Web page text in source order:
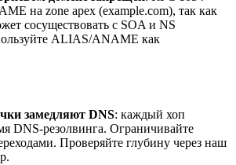
на zone apex (example.com), так как
сосуществовать с SOA и NS
ALIAS/ANAME как
замедляют DNS: каждый хоп
DNS-резолвинга. Ограничивайте
Проверяйте глубину через наш